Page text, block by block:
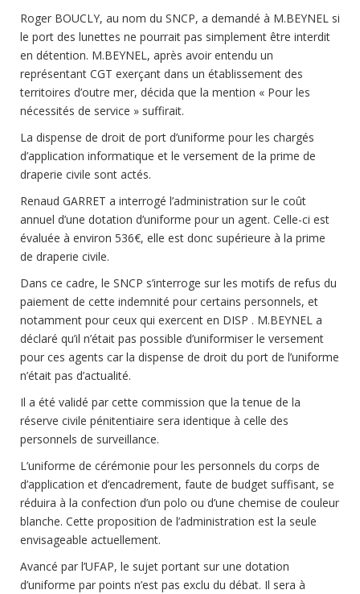
Roger BOUCLY, au nom du SNCP, a demandé à M.BEYNEL si
le port des lunettes ne pourrait pas simplement être interdit
en détention. M.BEYNEL, après avoir entendu un
représentant CGT exerçant dans un établissement des
territoires d’outre mer, décida que la mention « Pour les
nécessités de service » suffirait.
La dispense de droit de port d’uniforme pour les chargés
d’application informatique et le versement de la prime de
draperie civile sont actés.
Renaud GARRET a interrogé l’administration sur le coût
annuel d’une dotation d’uniforme pour un agent. Celle-ci est
évaluée à environ 536€, elle est donc supérieure à la prime
de draperie civile.
Dans ce cadre, le SNCP s’interroge sur les motifs de refus du
paiement de cette indemnité pour certains personnels, et
notamment pour ceux qui exercent en DISP . M.BEYNEL a
déclaré qu’il n’était pas possible d’uniformiser le versement
pour ces agents car la dispense de droit du port de l’uniforme
n’était pas d’actualité.
Il a été validé par cette commission que la tenue de la
réserve civile pénitentiaire sera identique à celle des
personnels de surveillance.
L’uniforme de cérémonie pour les personnels du corps de
d’application et d’encadrement, faute de budget suffisant, se
réduira à la confection d’un polo ou d’une chemise de couleur
blanche. Cette proposition de l’administration est la seule
envisageable actuellement.
Avancé par l’UFAP, le sujet portant sur une dotation
d’uniforme par points n’est pas exclu du débat. Il sera à